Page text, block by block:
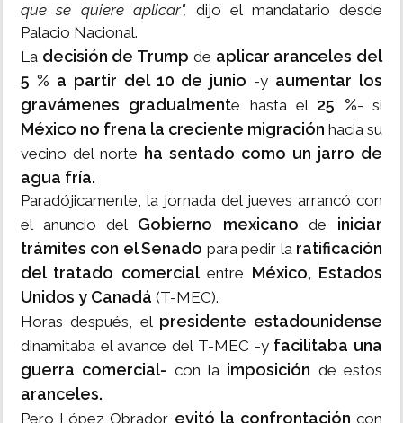
que se quiere aplicar", dijo el mandatario desde
Palacio Nacional.
La decisión de Trump de aplicar aranceles del
5 % a partir del 10 de junio -y aumentar los
gravámenes gradualmente hasta el 25 %- si
México no frena la creciente migración hacia su
vecino del norte ha sentado como un jarro de
agua fría.
Paradójicamente, la jornada del jueves arrancó con
el anuncio del Gobierno mexicanode iniciar
trámites con el Senado para pedir la ratificación
del tratado comercialentre México, Estados
Unidos y Canadá (T-MEC).
Horas después, el presidente estadounidense
dinamitaba el avance del T-MEC -y facilitaba una
guerra comercial- con la imposición de estos
aranceles.
Pero López Obrador evitó la confrontación con